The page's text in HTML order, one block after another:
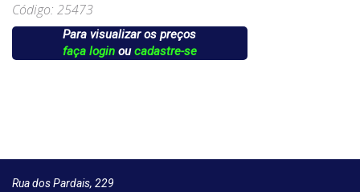
Código: 25473
Para visualizar os preços
faça loginoucadastre-se
Rua dos Pardais, 229